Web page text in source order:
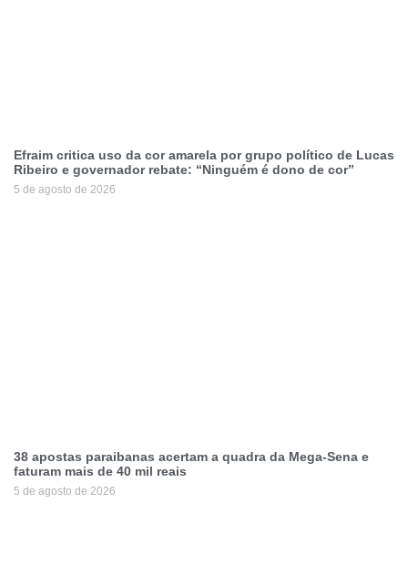
Efraim critica uso da cor amarela por grupo político de Lucas
Ribeiro e governador rebate: “Ninguém é dono de cor”
5 de agosto de 2026
38 apostas paraibanas acertam a quadra da Mega-Sena e
faturam mais de 40 mil reais
5 de agosto de 2026